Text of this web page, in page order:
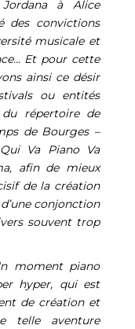
à Alice
des convictions
musicale et
Et pour cette
ainsi ce désir
ou entités
répertoire de
de Bourges –
Va Piano Va
afin de mieux
de la création
conjonction
souvent trop
moment piano
hyper, qui est
de création et
telle aventure